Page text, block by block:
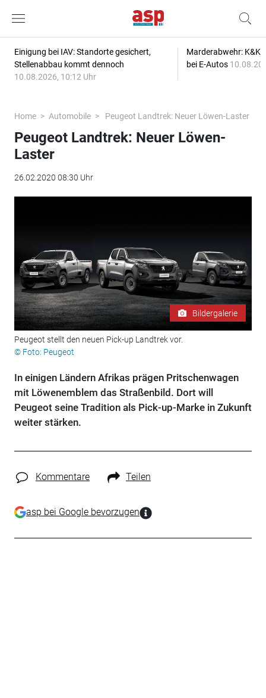
Einigung bei IAV: Standorte gesichert,
Stellenabbau kommt dennoch
10.08.2026, 10:12 Uhr
Marderabwehr: K&K
bei E-Autos
Home Automobile Peugeot Landtrek: Neuer Löwen-Laster
Peugeot Landtrek: Neuer Löwen-
Laster
26.02.2020 08:30 Uhr
Bildergalerie
Peugeot stellt den neuen Pick-up Landtrek vor.
© Foto: Peugeot
In einigen Ländern Afrikas prägen Pritschenwagen
mit Löwenemblem das Straßenbild. Dort will
Peugeot seine Tradition als Pick-up-Marke in Zukunft
weiter stärken.
Kommentare Teilen
asp bei Google bevorzugen